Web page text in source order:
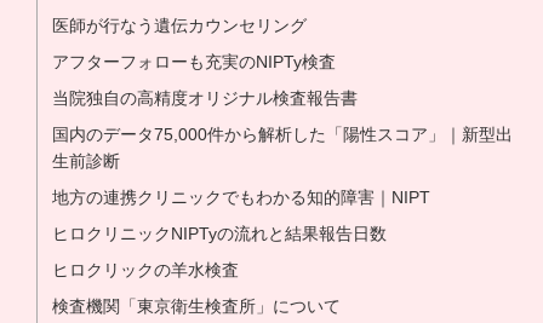
医師が行なう遺伝カウンセリング
アフターフォローも充実のNIPTy検査
当院独自の高精度オリジナル検査報告書
国内のデータ75,000件から解析した「陽性スコア」｜新型出
生前診断
地方の連携クリニックでもわかる知的障害｜NIPT
ヒロクリニックNIPTyの流れと結果報告日数
ヒロクリックの羊水検査
検査機関「東京衛生検査所」について